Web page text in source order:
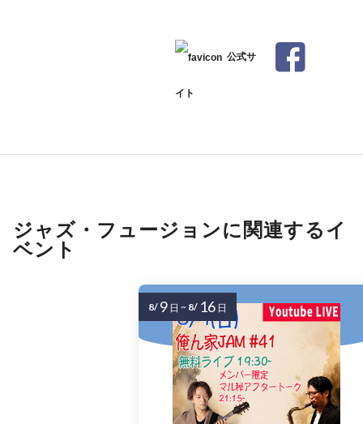
公式サ
イト
ジャズ・フュージョンに関連するイ
ベント
8/ 9 日 ~ 8/ 16 日